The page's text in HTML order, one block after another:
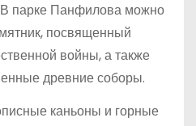
парке Панфилова можно
посвященный
войны, а также
древние соборы.
каньоны и горные